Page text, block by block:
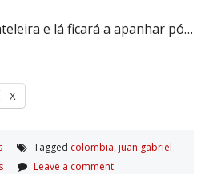
e lá ficará a apanhar pó…
X
Tagged colombia, juan gabriel
Leave a comment